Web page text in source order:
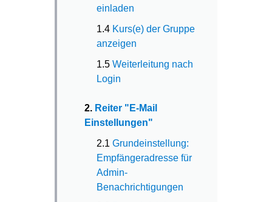
einladen
1.4 Kurs(e) der Gruppe
anzeigen
1.5 Weiterleitung nach
Login
2. Reiter "E-Mail
Einstellungen"
2.1 Grundeinstellung:
Empfängeradresse für
Admin-
Benachrichtigungen